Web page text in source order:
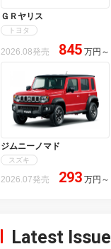
ＧＲヤリス
トヨタ
2026.08発売 845 万円 ～
ジムニーノマド
スズキ
2026.07発売 293 万円 ～
Latest Issue